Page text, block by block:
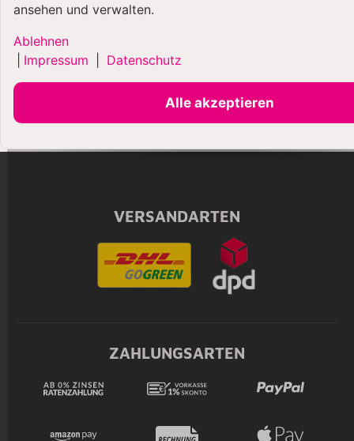
VERSANDARTEN
ZAHLUNGSARTEN
ansehen und verwalten.
Ablehnen
Impressum Datenschutz
Alle akzeptieren